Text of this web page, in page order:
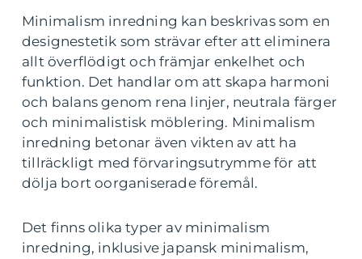
Minimalism inredning kan beskrivas som en
designestetik som strävar efter att eliminera
allt överflödigt och främjar enkelhet och
funktion. Det handlar om att skapa harmoni
och balans genom rena linjer, neutrala färger
och minimalistisk möblering. Minimalism
inredning betonar även vikten av att ha
tillräckligt med förvaringsutrymme för att
dölja bort oorganiserade föremål.
Det finns olika typer av minimalism
inredning, inklusive japansk minimalism,